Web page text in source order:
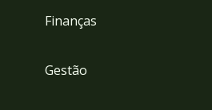
Finanças
Gestão